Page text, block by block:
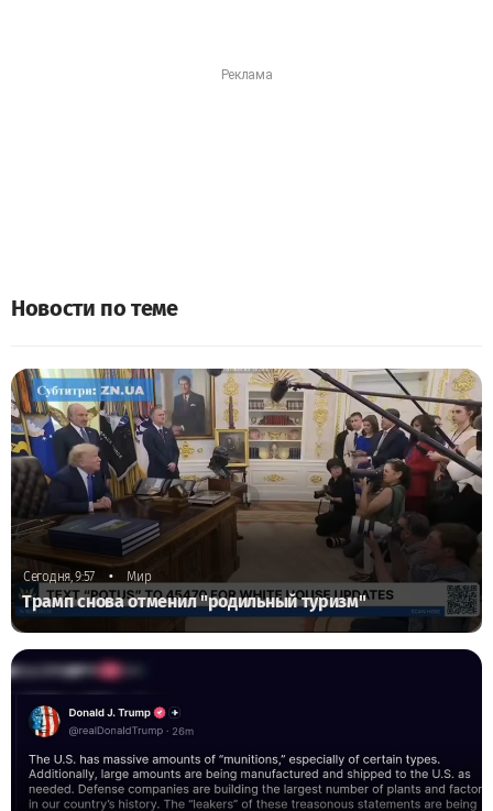
Новости по теме
Сегодня, 9:57 • Мир
Трамп снова отменил "родильный туризм"